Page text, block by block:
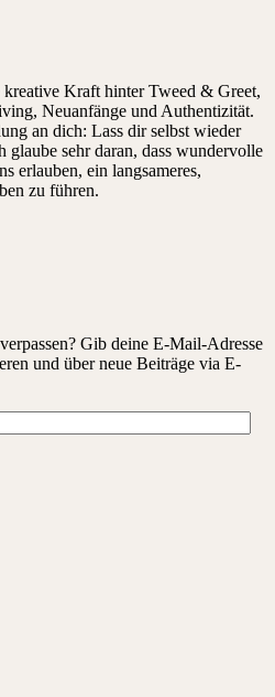
Kraft hinter Tweed & Greet,
Neuanfänge und Authentizität.
an dich: Lass dir selbst wieder
sehr daran, dass wundervolle
erlauben, ein langsameres,
zu führen.
Gib deine E-Mail-Adresse
und über neue Beiträge via E-